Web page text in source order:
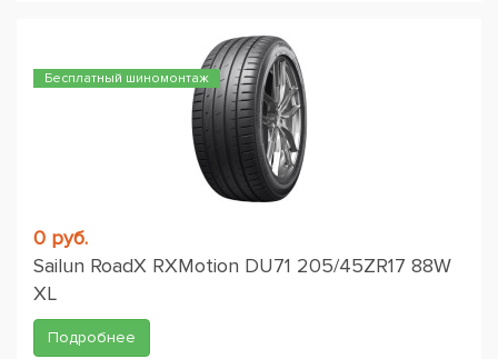
Бесплатный шиномонтаж
0 руб.
Sailun RoadX RXMotion DU71 205/45ZR17 88W
XL
Подробнее